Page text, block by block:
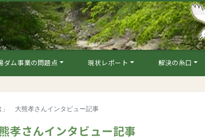
ダム事業の問題点 現状レポート 解決の糸口
」 大熊孝さんインタビュー記事
孝さんインタビュー記事